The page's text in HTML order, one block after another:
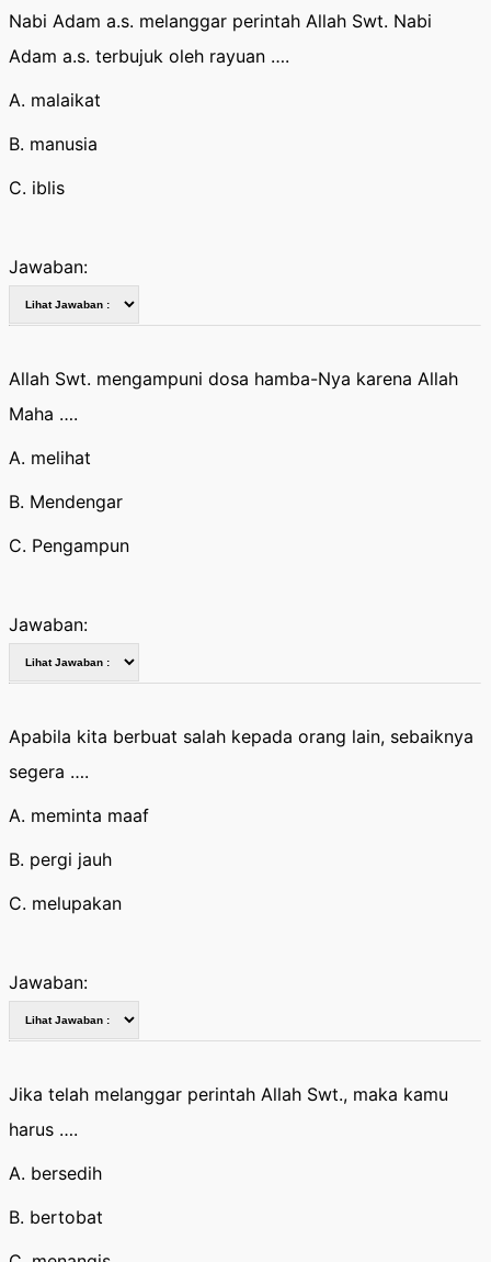
Nabi Adam a.s. melanggar perintah Allah Swt. Nabi
Adam a.s. terbujuk oleh rayuan ….
A. malaikat
B. manusia
C. iblis
Jawaban:
Allah Swt. mengampuni dosa hamba-Nya karena Allah
Maha ….
A. melihat
B. Mendengar
C. Pengampun
Jawaban:
Apabila kita berbuat salah kepada orang lain, sebaiknya
segera ….
A. meminta maaf
B. pergi jauh
C. melupakan
Jawaban:
Jika telah melanggar perintah Allah Swt., maka kamu
harus ….
A. bersedih
B. bertobat